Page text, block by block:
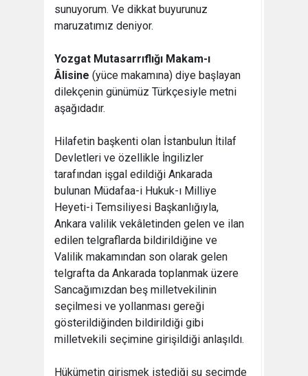
sunuyorum. Ve dikkat buyurunuz
maruzatımız deniyor.
Yozgat Mutasarrıflığı Makam-ı
Âlisine (yüce makamına) diye başlayan
dilekçenin günümüz Türkçesiyle metni
aşağıdadır.
Hilafetin başkenti olan İstanbulun İtilaf
Devletleri ve özellikle İngilizler
tarafından işgal edildiği Ankarada
bulunan Müdafaa-i Hukuk-ı Milliye
Heyeti-i Temsiliyesi Başkanlığıyla,
Ankara valilik vekâletinden gelen ve ilan
edilen telgraflarda bildirildiğine ve
Valilik makamından son olarak gelen
telgrafta da Ankarada toplanmak üzere
Sancağımızdan beş milletvekilinin
seçilmesi ve yollanması gereği
gösterildiğinden bildirildiği gibi
milletvekili seçimine girişildiği anlaşıldı.
Hükümetin girişmek istediği şu seçimde